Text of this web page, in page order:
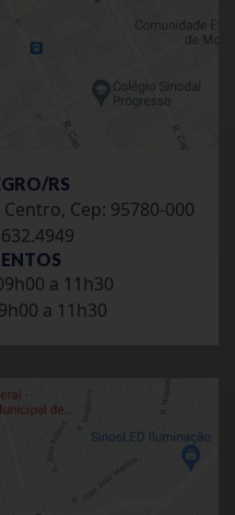
RS
Cep: 95780-000
a 11h30
a 11h30